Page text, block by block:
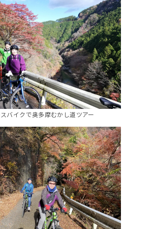
バイクで奥多摩むかし道ツアー